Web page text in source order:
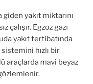
yakıt miktarını
çalışır. Egzoz gazı
yakıt tertibatında
hızlı bir
araçlarda mavi beyaz
gözlemlenir.